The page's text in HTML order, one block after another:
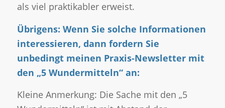
als viel praktikabler erweist.
Übrigens: Wenn Sie solche Informationen
interessieren, dann fordern Sie
unbedingt meinen Praxis-Newsletter mit
den „5 Wundermitteln“ an:
Kleine Anmerkung: Die Sache mit den „5